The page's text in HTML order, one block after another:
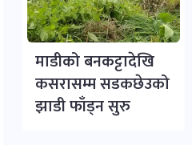
माडीको बनकट्टादेखि
कसरासम्म सडकछेउको
झाडी फाँड्न सुरु